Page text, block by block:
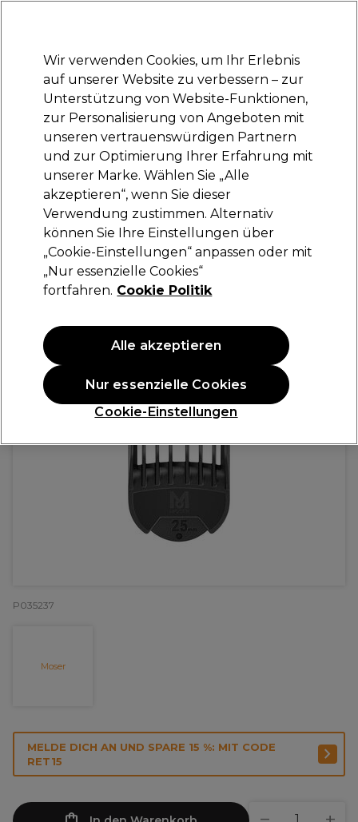
Anmelden
Marken Deals Haare Elektrogeräte Saloneinrichtung
Lieferung und Lieferzeiten
– mehr erfahren
Moser 1802 Slide-On Attachment Comb
25mm
3,59 €
P035237
Moser
MELDE DICH AN UND SPARE 15 %: MIT CODE
RET15
Wir verwenden Cookies, um Ihr Erlebnis
auf unserer Website zu verbessern – zur
Unterstützung von Website-Funktionen,
zur Personalisierung von Angeboten mit
unseren vertrauenswürdigen Partnern
und zur Optimierung Ihrer Erfahrung mit
unserer Marke. Wählen Sie „Alle
akzeptieren“, wenn Sie dieser
Verwendung zustimmen. Alternativ
können Sie Ihre Einstellungen über
„Cookie-Einstellungen“ anpassen oder mit
„Nur essenzielle Cookies“
fortfahren. Cookie Politik
Cookie-Einstellungen
Nur essenzielle Cookies
Alle akzeptieren